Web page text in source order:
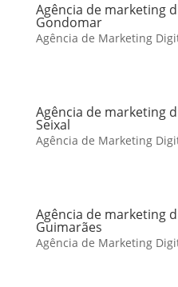
Agência de marketing
Gondomar
Agência de Marketing
Agência de marketing
Seixal
Agência de Marketing
Agência de marketing
Guimarães
Agência de Marketing